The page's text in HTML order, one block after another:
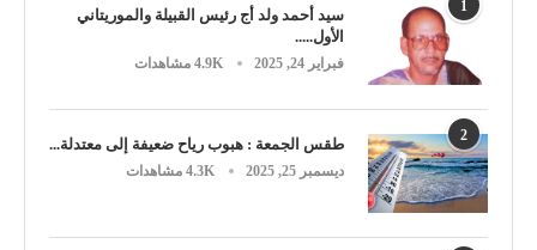
1
سيد أحمد ولد أج رئيس القبيلة والموريتاني
الأول.....
فبراير 24, 2025 4.9K مشاهدات
2 طقس الجمعة : هبوب رياح ضعيفة إلى معتدلة...
ديسمبر 25, 2025 4.3K مشاهدات